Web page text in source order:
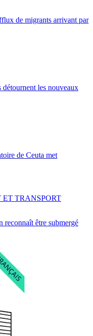
de migrants arrivant par
détournent les nouveaux
de Ceuta met
reconnaît être submergé
TRANSPORT